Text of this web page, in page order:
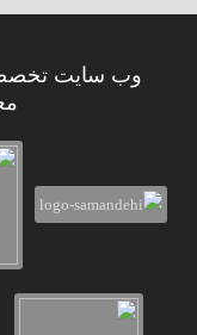
وب سایت